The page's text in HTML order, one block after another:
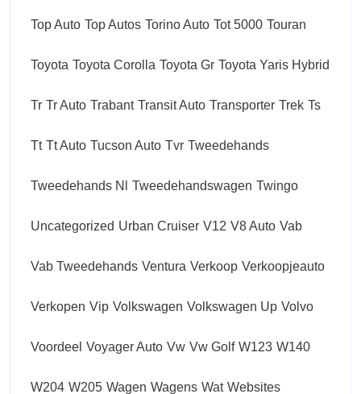
Top Auto Top Autos Torino Auto Tot 5000 Touran
Toyota Toyota Corolla Toyota Gr Toyota Yaris Hybrid
Tr Tr Auto Trabant Transit Auto Transporter Trek Ts
Tt Tt Auto Tucson Auto Tvr Tweedehands
Tweedehands Nl Tweedehandswagen Twingo
Uncategorized Urban Cruiser V12 V8 Auto Vab
Vab Tweedehands Ventura Verkoop Verkoopjeauto
Verkopen Vip Volkswagen Volkswagen Up Volvo
Voordeel Voyager Auto Vw Vw Golf W123 W140
W204 W205 Wagen Wagens Wat Websites